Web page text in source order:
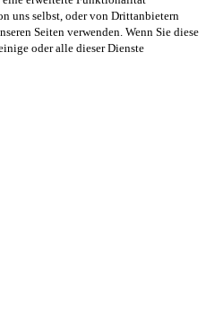
uns selbst, oder von Drittanbietern
Seiten verwenden. Wenn Sie diese
oder alle dieser Dienste